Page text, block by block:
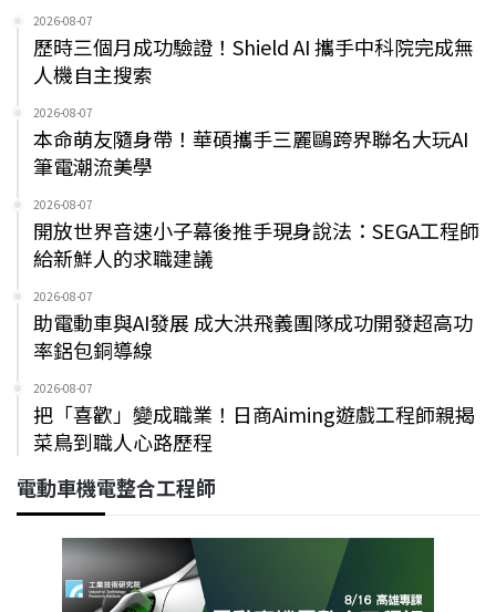
2026-08-07
歷時三個月成功驗證！Shield AI 攜手中科院完成無
人機自主搜索
2026-08-07
本命萌友隨身帶！華碩攜手三麗鷗跨界聯名大玩AI
筆電潮流美學
2026-08-07
開放世界音速小子幕後推手現身說法：SEGA工程師
給新鮮人的求職建議
2026-08-07
助電動車與AI發展 成大洪飛義團隊成功開發超高功
率鋁包銅導線
2026-08-07
把「喜歡」變成職業！日商Aiming遊戲工程師親揭
菜鳥到職人心路歷程
電動車機電整合工程師